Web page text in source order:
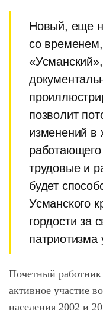
Новый, еще
со
позволит
изменений в
трудовые и
будет
Усманского
гордости за
Почетный работник
активное участие
населения 2002 и